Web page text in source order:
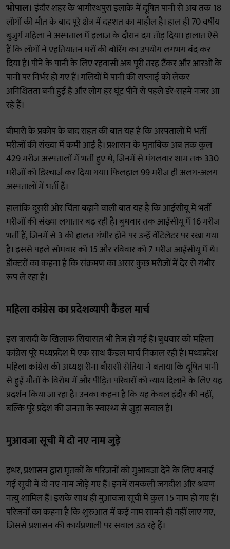
भोपाल। इंदौर शहर के भागीरथपुरा इलाके में दूषित पानी से अब तक 18
लोगों की मौत के बाद पूरे क्षेत्र में दहशत का माहौल है। हाल ही 70 वर्षीय
बुजुर्ग महिला ने अस्पताल में इलाज के दौरान दम तोड़ दिया। हालात ऐसे
हैं कि लोगों ने एहतियातन घरों की बोरिंग का उपयोग लगभग बंद कर
दिया है। पीने के पानी के लिए रहवासी अब पूरी तरह टैंकर और आरओ के
पानी पर निर्भर हो गए हैं। गलियों में पानी की सप्लाई को लेकर
अनिश्चितता बनी हुई है और लोग हर घूंट पीने से पहले डरे-सहमे नजर आ
रहे हैं।
बीमारी के प्रकोप के बाद राहत की बात यह है कि अस्पतालों में भर्ती
मरीजों की संख्या में कमी आई है। प्रशासन के मुताबिक अब तक कुल
429 मरीज अस्पतालों में भर्ती हुए थे, जिनमें से मंगलवार शाम तक 330
मरीजों को डिस्चार्ज कर दिया गया। फिलहाल 99 मरीज ही अलग-अलग
अस्पतालों में भर्ती हैं।
हालांकि दूसरी ओर चिंता बढ़ाने वाली बात यह है कि आईसीयू में भर्ती
मरीजों की संख्या लगातार बढ़ रही है। बुधवार तक आईसीयू में 16 मरीज
भर्ती हैं, जिनमें से 3 की हालत गंभीर होने पर उन्हें वेंटिलेटर पर रखा गया
है। इससे पहले सोमवार को 15 और रविवार को 7 मरीज आईसीयू में थे।
डॉक्टरों का कहना है कि संक्रमण का असर कुछ मरीजों में देर से गंभीर
रूप ले रहा है।
महिला कांग्रेस का प्रदेशव्यापी कैंडल मार्च
इस त्रासदी के खिलाफ सियासत भी तेज हो गई है। बुधवार को महिला
कांग्रेस पूरे मध्यप्रदेश में एक साथ कैंडल मार्च निकाल रही है। मध्यप्रदेश
महिला कांग्रेस की अध्यक्ष रीना बौरासी सेतिया ने बताया कि दूषित पानी
से हुई मौतों के विरोध में और पीड़ित परिवारों को न्याय दिलाने के लिए यह
प्रदर्शन किया जा रहा है। उनका कहना है कि यह केवल इंदौर की नहीं,
बल्कि पूरे प्रदेश की जनता के स्वास्थ्य से जुड़ा सवाल है।
मुआवजा सूची में दो नए नाम जुड़े
इधर, प्रशासन द्वारा मृतकों के परिजनों को मुआवजा देने के लिए बनाई
गई सूची में दो नए नाम जोड़े गए हैं। इनमें रामकली जगदीश और श्रवण
नत्यु शामिल हैं। इसके साथ ही मुआवजा सूची में कुल 15 नाम हो गए हैं।
परिजनों का कहना है कि शुरुआत में कई नाम सामने ही नहीं लाए गए,
जिससे प्रशासन की कार्यप्रणाली पर सवाल उठ रहे हैं।